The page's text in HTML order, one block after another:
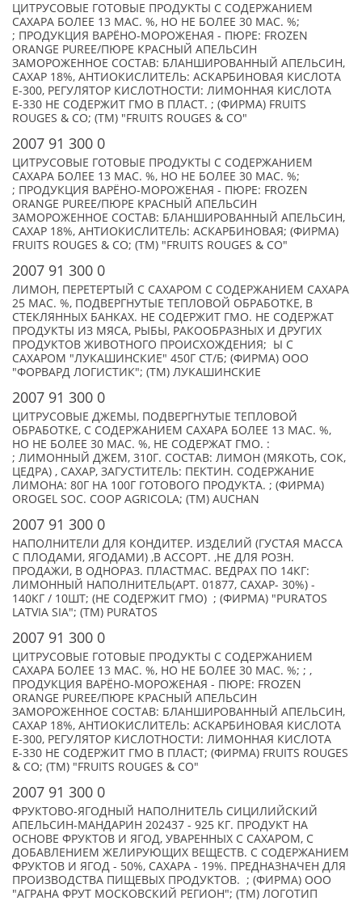
ЦИТРУСОВЫЕ ГОТОВЫЕ ПРОДУКТЫ С СОДЕРЖАНИЕМ
САХАРА БОЛЕЕ 13 МАС. %, НО НЕ БОЛЕЕ 30 МАС. %;
; ПРОДУКЦИЯ ВАРЁНО-МОРОЖЕНАЯ - ПЮРЕ: FROZEN
ORANGE PUREE/ПЮРЕ КРАСНЫЙ АПЕЛЬСИН
ЗАМОРОЖЕННОЕ СОСТАВ: БЛАНШИРОВАННЫЙ АПЕЛЬСИН,
САХАР 18%, АНТИОКИСЛИТЕЛЬ: АСКАРБИНОВАЯ КИСЛОТА
Е-300, РЕГУЛЯТОР КИСЛОТНОСТИ: ЛИМОННАЯ КИСЛОТА
Е-330 НЕ СОДЕРЖИТ ГМО В ПЛАСТ. ; (ФИРМА) FRUITS
ROUGES & CO; (TM) "FRUITS ROUGES & CO"
2007 91 300 0
ЦИТРУСОВЫЕ ГОТОВЫЕ ПРОДУКТЫ С СОДЕРЖАНИЕМ
САХАРА БОЛЕЕ 13 МАС. %, НО НЕ БОЛЕЕ 30 МАС. %;
; ПРОДУКЦИЯ ВАРЁНО-МОРОЖЕНАЯ - ПЮРЕ: FROZEN
ORANGE PUREE/ПЮРЕ КРАСНЫЙ АПЕЛЬСИН
ЗАМОРОЖЕННОЕ СОСТАВ: БЛАНШИРОВАННЫЙ АПЕЛЬСИН,
САХАР 18%, АНТИОКИСЛИТЕЛЬ: АСКАРБИНОВАЯ; (ФИРМА)
FRUITS ROUGES & CO; (TM) "FRUITS ROUGES & CO"
2007 91 300 0
ЛИМОН, ПЕРЕТЕРТЫЙ С САХАРОМ С СОДЕРЖАНИЕМ САХАРА
25 МАС. %, ПОДВЕРГНУТЫЕ ТЕПЛОВОЙ ОБРАБОТКЕ, В
СТЕКЛЯННЫХ БАНКАХ. НЕ СОДЕРЖИТ ГМО. НЕ СОДЕРЖАТ
ПРОДУКТЫ ИЗ МЯСА, РЫБЫ, РАКООБРАЗНЫХ И ДРУГИХ
ПРОДУКТОВ ЖИВОТНОГО ПРОИСХОЖДЕНИЯ; Ы С
САХАРОМ "ЛУКАШИНСКИЕ" 450Г СТ/Б; (ФИРМА) ООО
"ФОРВАРД ЛОГИСТИК"; (TM) ЛУКАШИНСКИЕ
2007 91 300 0
ЦИТРУСОВЫЕ ДЖЕМЫ, ПОДВЕРГНУТЫЕ ТЕПЛОВОЙ
ОБРАБОТКЕ, С СОДЕРЖАНИЕМ САХАРА БОЛЕЕ 13 МАС. %,
НО НЕ БОЛЕЕ 30 МАС. %, НЕ СОДЕРЖАТ ГМО. :
; ЛИМОННЫЙ ДЖЕМ, 310Г. СОСТАВ: ЛИМОН (МЯКОТЬ, СОК,
ЦЕДРА) , САХАР, ЗАГУСТИТЕЛЬ: ПЕКТИН. СОДЕРЖАНИЕ
ЛИМОНА: 80Г НА 100Г ГОТОВОГО ПРОДУКТА. ; (ФИРМА)
OROGEL SOC. COOP AGRICOLA; (TM) AUCHAN
2007 91 300 0
НАПОЛНИТЕЛИ ДЛЯ КОНДИТЕР. ИЗДЕЛИЙ (ГУСТАЯ МАССА
С ПЛОДАМИ, ЯГОДАМИ) ,В АССОРТ. ,НЕ ДЛЯ РОЗН.
ПРОДАЖИ, В ОДНОРАЗ. ПЛАСТМАС. ВЕДРАХ ПО 14КГ:
ЛИМОННЫЙ НАПОЛНИТЕЛЬ(АРТ. 01877, САХАР- 30%) -
140КГ / 10ШТ; (НЕ СОДЕРЖИТ ГМО) ; (ФИРМА) "PURATOS
LATVIA SIA"; (TM) PURATOS
2007 91 300 0
ЦИТРУСОВЫЕ ГОТОВЫЕ ПРОДУКТЫ С СОДЕРЖАНИЕМ
САХАРА БОЛЕЕ 13 МАС. %, НО НЕ БОЛЕЕ 30 МАС. %; ; ,
ПРОДУКЦИЯ ВАРЁНО-МОРОЖЕНАЯ - ПЮРЕ: FROZEN
ORANGE PUREE/ПЮРЕ КРАСНЫЙ АПЕЛЬСИН
ЗАМОРОЖЕННОЕ СОСТАВ: БЛАНШИРОВАННЫЙ АПЕЛЬСИН,
САХАР 18%, АНТИОКИСЛИТЕЛЬ: АСКАРБИНОВАЯ КИСЛОТА
Е-300, РЕГУЛЯТОР КИСЛОТНОСТИ: ЛИМОННАЯ КИСЛОТА
Е-330 НЕ СОДЕРЖИТ ГМО В ПЛАСТ; (ФИРМА) FRUITS ROUGES
& CO; (TM) "FRUITS ROUGES & CO"
2007 91 300 0
ФРУКТОВО-ЯГОДНЫЙ НАПОЛНИТЕЛЬ СИЦИЛИЙСКИЙ
АПЕЛЬСИН-МАНДАРИН 202437 - 925 КГ. ПРОДУКТ НА
ОСНОВЕ ФРУКТОВ И ЯГОД, УВАРЕННЫХ С САХАРОМ, С
ДОБАВЛЕНИЕМ ЖЕЛИРУЮЩИХ ВЕЩЕСТВ. С СОДЕРЖАНИЕМ
ФРУКТОВ И ЯГОД - 50%, САХАРА - 19%. ПРЕДНАЗНАЧЕН ДЛЯ
ПРОИЗВОДСТВА ПИЩЕВЫХ ПРОДУКТОВ. ; (ФИРМА) ООО
"АГРАНА ФРУТ МОСКОВСКИЙ РЕГИОН"; (TM) ЛОГОТИП